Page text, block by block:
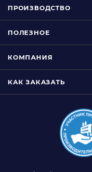
ПРОИЗВОДСТВО
ПОЛЕЗНОЕ
КОМПАНИЯ
КАК ЗАКАЗАТЬ